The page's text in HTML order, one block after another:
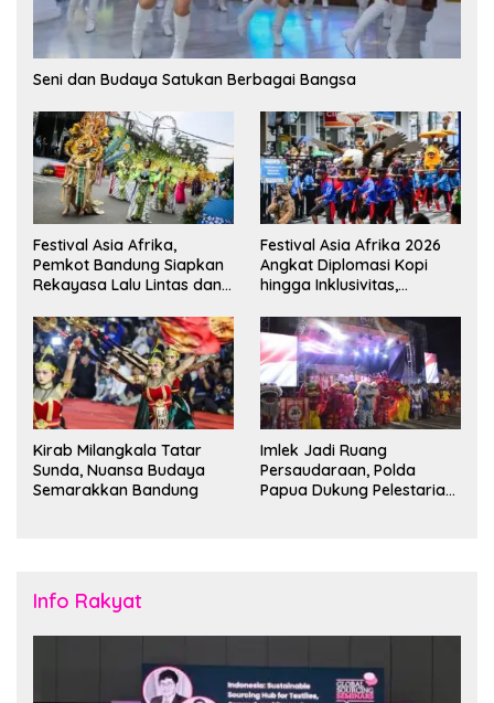
Seni dan Budaya Satukan Berbagai Bangsa
Festival Asia Afrika,
Pemkot Bandung Siapkan
Rekayasa Lalu Lintas dan
Festival Asia Afrika 2026
Angkat Diplomasi Kopi
hingga Inklusivitas,
Duta Besar
Kirab Milangkala Tatar
Sunda, Nuansa Budaya
Semarakkan Bandung
Imlek Jadi Ruang
Persaudaraan, Polda
Papua Dukung Pelestarian
Info Rakyat